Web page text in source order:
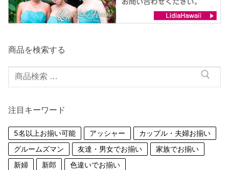
商品を検索する
検
索
象:
注目キーワード
5名以上お揃い可能 アッシャー
カップル・夫婦お揃い
グルームズマン
友達・男女でお揃い
家族でお揃い
新婦
新郎 色違いでお揃い